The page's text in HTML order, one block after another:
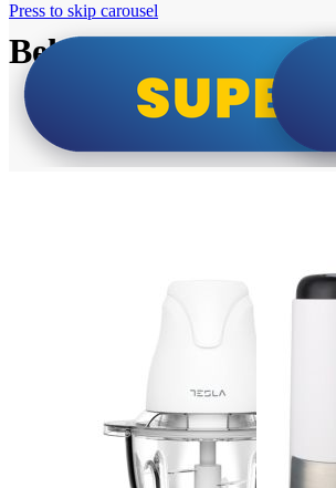
Beko i Tesla super cene
Press to skip carousel